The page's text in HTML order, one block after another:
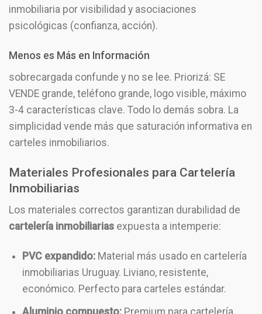
inmobiliaria por visibilidad y asociaciones
psicológicas (confianza, acción).
Menos es Más en Información
sobrecargada confunde y no se lee. Priorizá: SE
VENDE grande, teléfono grande, logo visible, máximo
3-4 características clave. Todo lo demás sobra. La
simplicidad vende más que saturación informativa en
carteles inmobiliarios.
Materiales Profesionales para Cartelería
Inmobiliarias
Los materiales correctos garantizan durabilidad de
cartelería inmobiliarias expuesta a intemperie:
PVC expandido: Material más usado en cartelería
inmobiliarias Uruguay. Liviano, resistente,
económico. Perfecto para carteles estándar.
Aluminio compuesto: Premium para cartelería